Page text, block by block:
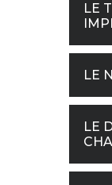
LE
LE
LE